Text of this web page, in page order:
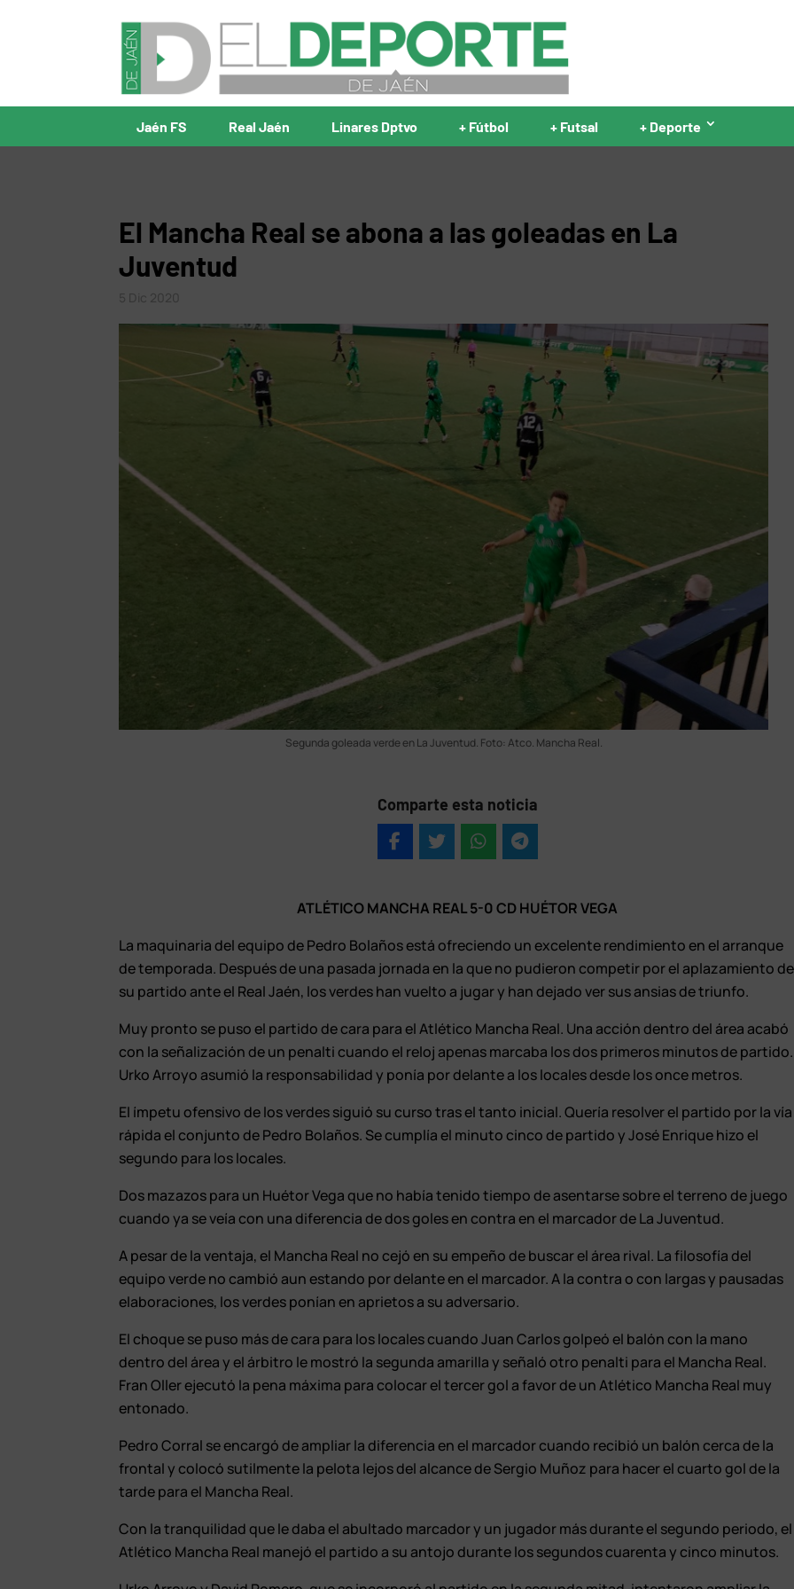
Jaén FS Real Jaén Linares Dptvo + Fútbol + Futsal + Deporte
El Mancha Real se abona a las goleadas en La
Juventud
Segunda goleada verde en La Juventud. Foto: Atco. Mancha Real.
Comparte esta noticia
ATLÉTICO MANCHA REAL 5-0 CD HUÉTOR VEGA
La maquinaria del equipo de Pedro Bolaños está ofreciendo un excelente rendimiento en el arranque
de temporada. Después de una pasada jornada en la que no pudieron competir por el aplazamiento de
su partido ante el Real Jaén, los verdes han vuelto a jugar y han dejado ver sus ansias de triunfo.
Muy pronto se puso el partido de cara para el Atlético Mancha Real. Una acción dentro del área acabó
con la señalización de un penalti cuando el reloj apenas marcaba los dos primeros minutos de partido.
Urko Arroyo asumió la responsabilidad y ponía por delante a los locales desde los once metros.
El ímpetu ofensivo de los verdes siguió su curso tras el tanto inicial. Quería resolver el partido por la vía
rápida el conjunto de Pedro Bolaños. Se cumplía el minuto cinco de partido y José Enrique hizo el
segundo para los locales.
Dos mazazos para un Huétor Vega que no había tenido tiempo de asentarse sobre el terreno de juego
cuando ya se veía con una diferencia de dos goles en contra en el marcador de La Juventud.
A pesar de la ventaja, el Mancha Real no cejó en su empeño de buscar el área rival. La filosofía del
equipo verde no cambió aun estando por delante en el marcador. A la contra o con largas y pausadas
elaboraciones, los verdes ponían en aprietos a su adversario.
El choque se puso más de cara para los locales cuando Juan Carlos golpeó el balón con la mano
dentro del área y el árbitro le mostró la segunda amarilla y señaló otro penalti para el Mancha Real.
Fran Oller ejecutó la pena máxima para colocar el tercer gol a favor de un Atlético Mancha Real muy
entonado.
Pedro Corral se encargó de ampliar la diferencia en el marcador cuando recibió un balón cerca de la
frontal y colocó sutilmente la pelota lejos del alcance de Sergio Muñoz para hacer el cuarto gol de la
tarde para el Mancha Real.
Con la tranquilidad que le daba el abultado marcador y un jugador más durante el segundo periodo, el
Atlético Mancha Real manejó el partido a su antojo durante los segundos cuarenta y cinco minutos.